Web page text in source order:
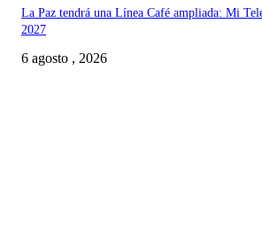
La Paz tendrá una Línea Café ampliada: Mi
2027
6 agosto , 2026